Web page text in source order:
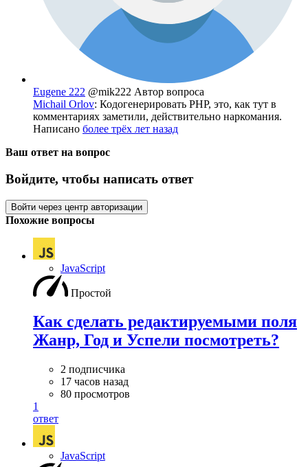
Eugene 222 @mik222 Автор вопроса
Michail Orlov: Кодогенерировать PHP, это, как тут в
комментариях заметили, действительно наркомания.
Написано более трёх лет назад
Ваш ответ на вопрос
Войдите, чтобы написать ответ
Войти через центр авторизации
Похожие вопросы
JavaScript
Простой
Как сделать редактируемыми поля
Жанр, Год и Успели посмотреть?
2 подписчика
17 часов назад
80 просмотров
1
ответ
JavaScript